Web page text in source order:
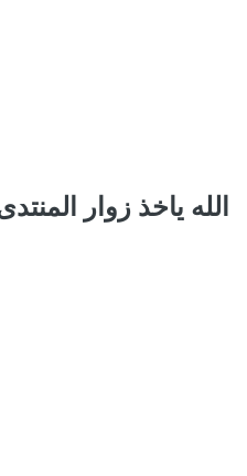
الله ياخذ زوار المنتدى